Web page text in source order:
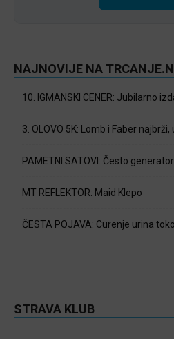
NAJNOVIJE NA
10. IGMANSKI CENER: Jubilarno
3. OLOVO 5K: Lomb i Faber
PAMETNI SATOVI: Često
MT REFLEKTOR: Maid Klepo
ČESTA POJAVA: Curenje urina
STRAVA KLUB